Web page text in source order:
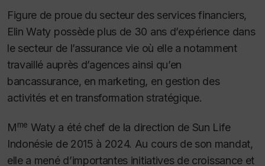
Figure de proue du secteur des services financiers,
Elin Waty possède plus de 30 ans d’expérience dans
le secteur de l’assurance vie où elle a notamment
travaillé auprès d’agences ainsi qu’en
bancassurance, en marketing, en gestion des
activités et en transformation stratégique.
Mme Waty a été chef de la direction de Sun Life
Indonésie de 2015 à 2024. Au cours de son mandat,
elle a mené d’importantes initiatives de croissance et